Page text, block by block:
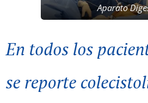
Aparato
En todos los
se reporte